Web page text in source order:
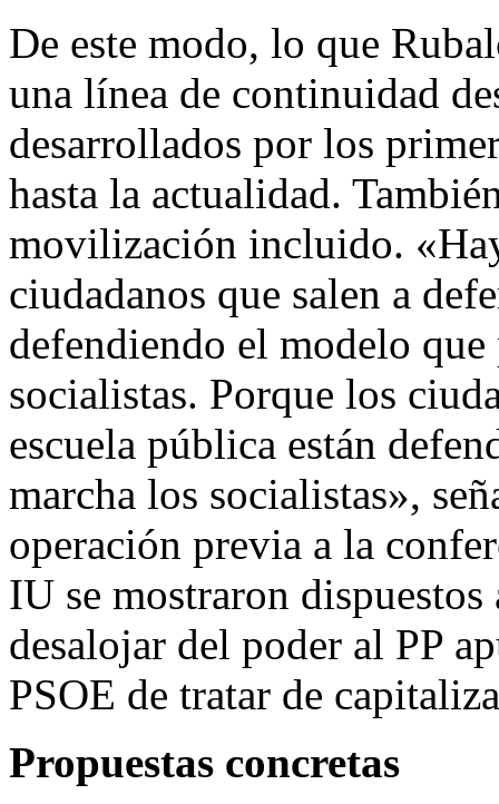
De este modo, lo que
una línea de continuidad
desarrollados por los
hasta la actualidad.
movilización incluido.
ciudadanos que salen a
defendiendo el modelo
socialistas. Porque los
escuela pública están
marcha los socialistas»,
operación previa a la
IU se mostraron
desalojar del poder al PP
PSOE de tratar de
Propuestas concretas